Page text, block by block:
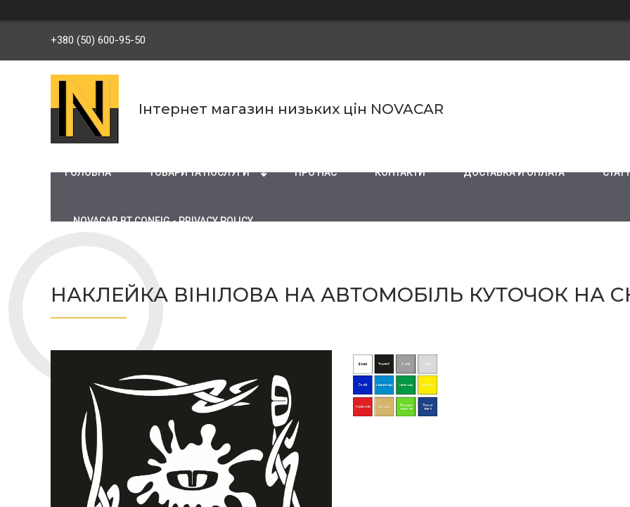
+380 (50) 600-95-50
Інтернет магазин низьких цін NOVACAR
ГОЛОВНА ТОВАРИ ТА ПОСЛУГИ ПРО НАС КОНТАКТИ ДОСТАВКА И ОПЛАТА
NOVACAR BT CONFIG - PRIVACY POLICY
НАКЛЕЙКА ВІНІЛОВА НА АВТОМОБІЛЬ КУТОЧОК НА